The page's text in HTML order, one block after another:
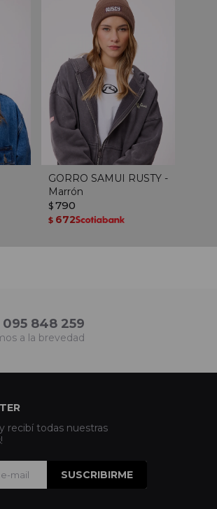
GORRO SAMUI RUSTY -
Marrón
$ 790
$ 672
848 259
a la brevedad
recibí todas nuestras
SUSCRIBIRME